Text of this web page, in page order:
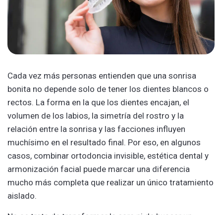
Cada vez más personas entienden que una sonrisa
bonita no depende solo de tener los dientes blancos o
rectos. La forma en la que los dientes encajan, el
volumen de los labios, la simetría del rostro y la
relación entre la sonrisa y las facciones influyen
muchísimo en el resultado final. Por eso, en algunos
casos, combinar ortodoncia invisible, estética dental y
armonización facial puede marcar una diferencia
mucho más completa que realizar un único tratamiento
aislado.